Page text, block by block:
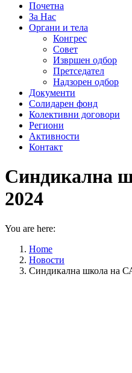
Почетна
За Нас
Органи и тела
Конгрес
Совет
Извршен одбор
Претседател
Надзорен одбор
Документи
Солидарен фонд
Колективни договори
Региони
Активности
Контакт
Синдикална
2024
You are here:
Home
Новости
Синдикална школа на